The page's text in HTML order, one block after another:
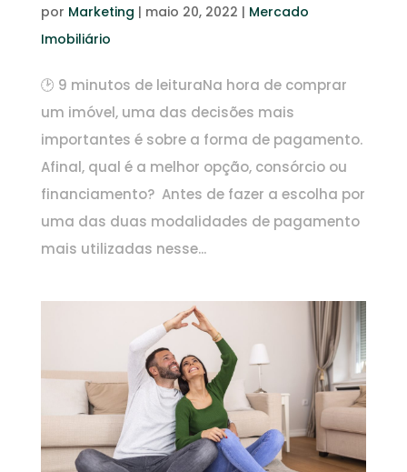
por Marketing | maio 20, 2022 | Mercado
Imobiliário
🕑 9 minutos de leituraNa hora de comprar
um imóvel, uma das decisões mais
importantes é sobre a forma de pagamento.
Afinal, qual é a melhor opção, consórcio ou
financiamento? Antes de fazer a escolha por
uma das duas modalidades de pagamento
mais utilizadas nesse...